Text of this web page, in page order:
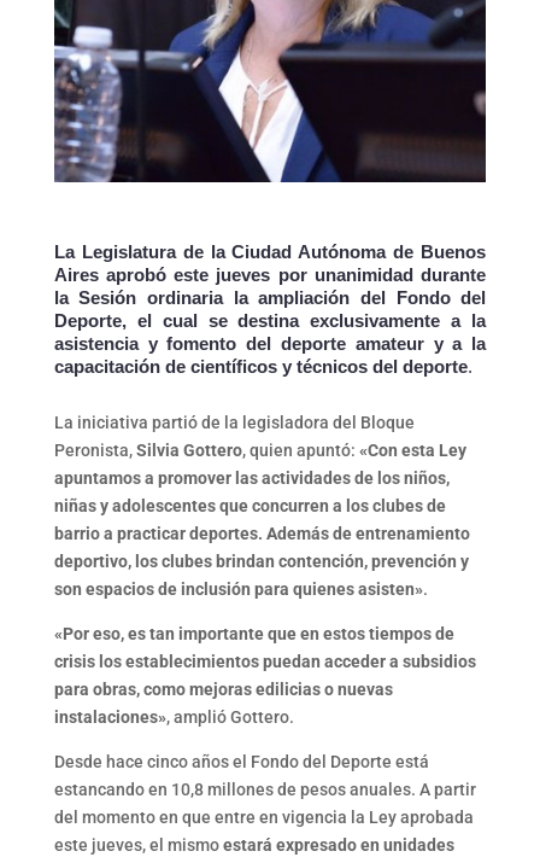
La Legislatura de la Ciudad Autónoma de Buenos
Aires aprobó este jueves por unanimidad durante
la Sesión ordinaria la ampliación del Fondo del
Deporte, el cual se destina exclusivamente a la
asistencia y fomento del deporte amateur y a la
capacitación de científicos y técnicos del deporte.
La iniciativa partió de la legisladora del Bloque
Peronista,Silvia Gottero, quien apuntó: «Con esta Ley
apuntamos a promover las actividades de los niños,
niñas y adolescentes que concurren a los clubes de
barrio a practicar deportes. Además de entrenamiento
deportivo, los clubes brindan contención, prevención y
son espacios de inclusión para quienes asisten».
«Por eso, es tan importante que en estos tiempos de
crisis los establecimientos puedan acceder a subsidios
para obras, como mejoras edilicias o nuevas
instalaciones», amplió Gottero.
Desde hace cinco años el Fondo del Deporte está
estancando en 10,8 millones de pesos anuales. A partir
del momento en que entre en vigencia la Ley aprobada
este jueves, el mismoestará expresado en unidades